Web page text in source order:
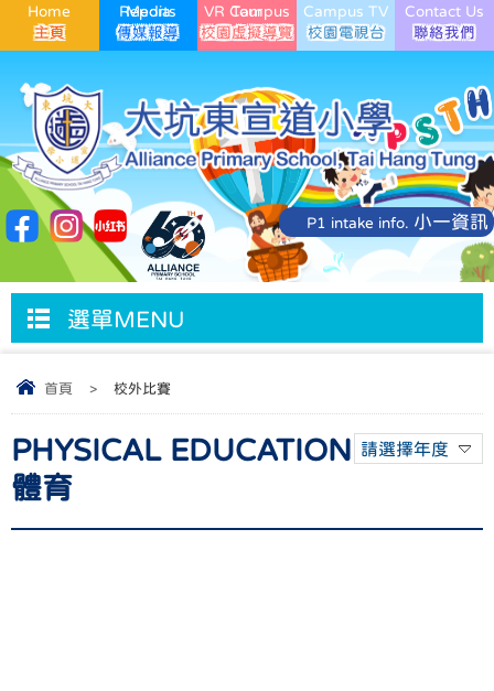
Home Media Reports VR Campus Tour Campus TV Contact Us
P1 intake info. 小一資訊
選單MENU
首頁 > 校外比賽
請選擇年度
PHYSICAL EDUCATION
體育